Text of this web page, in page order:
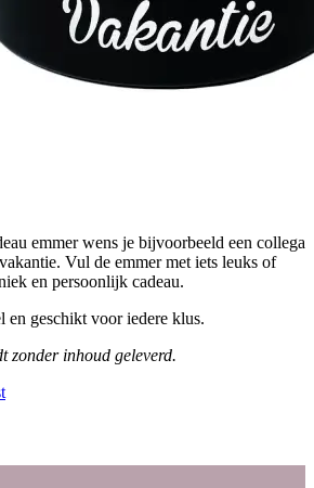
emmer wens je bijvoorbeeld een collega
Vul de emmer met iets leuks of
en persoonlijk cadeau.
en geschikt voor iedere klus.
zonder inhoud geleverd.